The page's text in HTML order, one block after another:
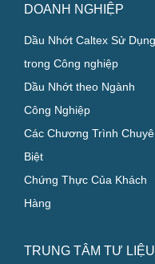
Giải pháp chống hàng giả
DOANH NGHIỆP
Dầu Nhớt Caltex Sử Dụng
trong Công nghiệp
Dầu Nhớt theo Ngành
Công Nghiệp
Các Chương Trình Chuyên
Biệt
Hàng